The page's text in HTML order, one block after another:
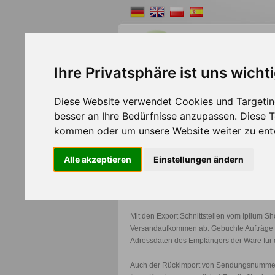
Ihre Privatsphäre ist uns
Diese Website verwendet Cookies und
besser an Ihre Bedürfnisse anzupassen. Diese
kommen oder um unsere Website weiter zu
Alle akzeptieren Einstellungen ändern
Shopsystem
Home>> Shopsystem
Mit den Export Schnittstellen vom Ipilum
Versandaufkommen ab. Gebuchte
Adressdaten des Empfängers der Ware
Auch der Rückimport von